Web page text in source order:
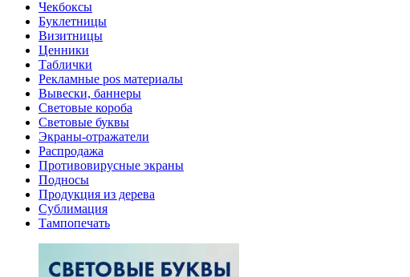
Чекбоксы
Буклетницы
Визитницы
Ценники
Таблички
Рекламные pos материалы
Вывески, баннеры
Световые короба
Световые буквы
Экраны-отражатели
Распродажа
Противовирусные экраны
Подносы
Продукция из дерева
Сублимация
Тампопечать